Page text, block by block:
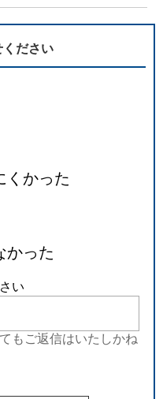
ください
くかった
かった
い
もご返信はいたしかね